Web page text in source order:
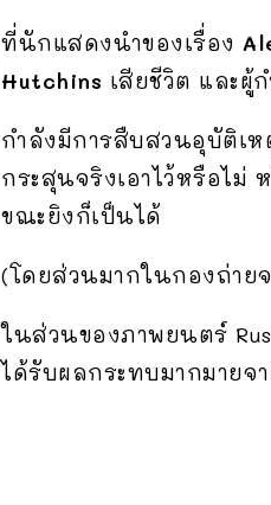
ที่นักแสดงนำของเรื่อง
Hutchins เสียชีวิต และผู้
กำลังมีการสืบสวนอุบัติเ
กระสุนจริงเอาไว้หรือไม่
ขณะยิงก็เป็นได้
(โดยส่วนมากในกองถ่าย
ในส่วนของภาพยนตร์
ได้รับผลกระทบมากมาย